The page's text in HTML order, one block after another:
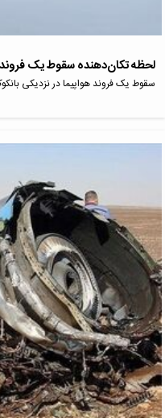
لحظه تکان‌دهنده سقوط یک فروند
سقوط یک فروند هواپیما در نزدیکی بانکوک پایتخت